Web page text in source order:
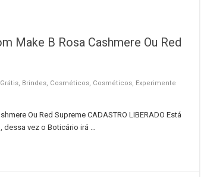
Make B Rosa Cashmere Ou Red
, Brindes, Cosméticos, Cosméticos, Experimente
Ou Red Supreme CADASTRO LIBERADO Está
vez o Boticário irá …